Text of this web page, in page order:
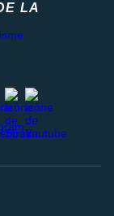
LA
stravayoutube